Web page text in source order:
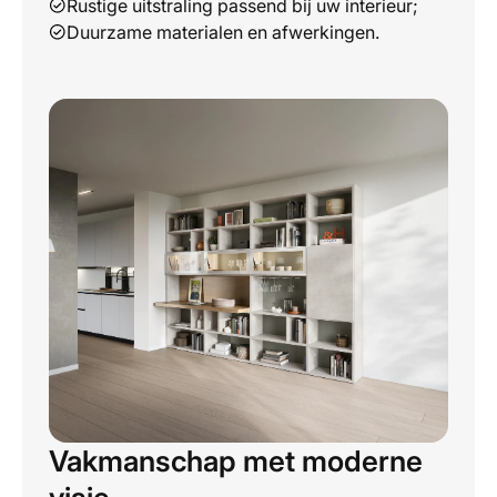
Rustige uitstraling passend bij uw interieur;
Duurzame materialen en afwerkingen.
Vakmanschap met moderne